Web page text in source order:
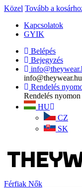
Közel Tovább a
Kapcsolatok
GYIK
Belépés
Bejegyzés
info@theywear.hu
Rendelés
Rendelés
HU
CZ
SK
Férfiak Nők